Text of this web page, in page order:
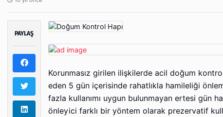
PAYLAŞ
Korunmasız girilen ilişkilerde acil doğum
eden 5 gün içerisinde rahatlıkla hamileliği
fazla kullanımı uygun bulunmayan ertesi gün
önleyici farklı bir yöntem olarak prezervatif